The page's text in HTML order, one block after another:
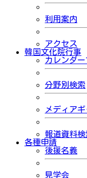
利用案内
アクセス
韓国文化院行事
カレンダ
分野別検索
メディア
報道資料検
各種申請
後援名義
見学会